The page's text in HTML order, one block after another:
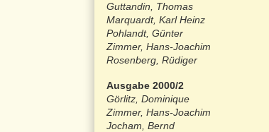
Guttandin, Thomas
Marquardt, Karl Heinz
Pohlandt, Günter
Zimmer, Hans-Joachim
Rosenberg, Rüdiger
Ausgabe 2000/2
Görlitz, Dominique
Zimmer, Hans-Joachim
Jocham, Bernd